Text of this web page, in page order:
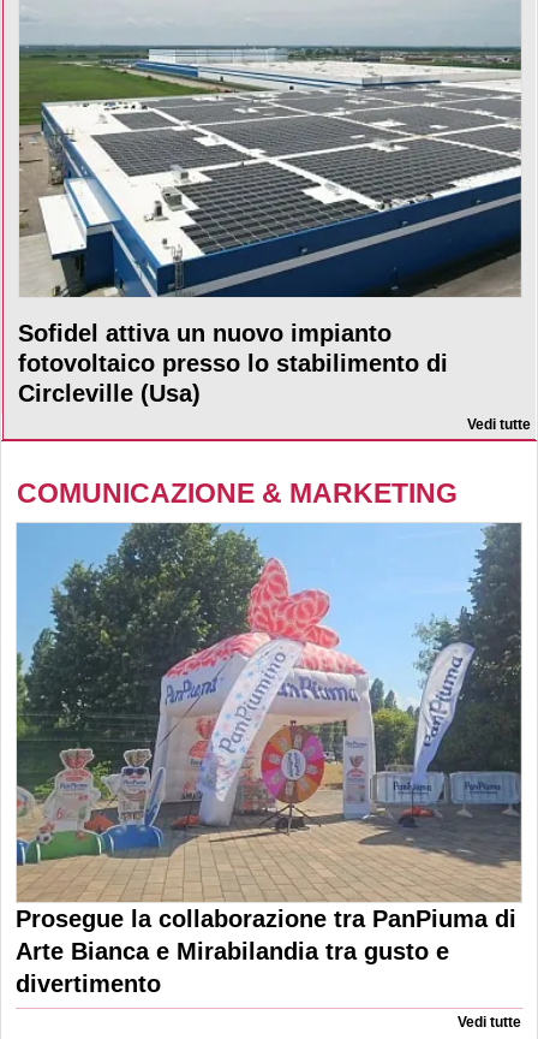
Sofidel attiva un nuovo impianto
fotovoltaico presso lo stabilimento di
Circleville (Usa)
Vedi tutte
COMUNICAZIONE & MARKETING
Prosegue la collaborazione tra PanPiuma di
Arte Bianca e Mirabilandia tra gusto e
divertimento
Vedi tutte